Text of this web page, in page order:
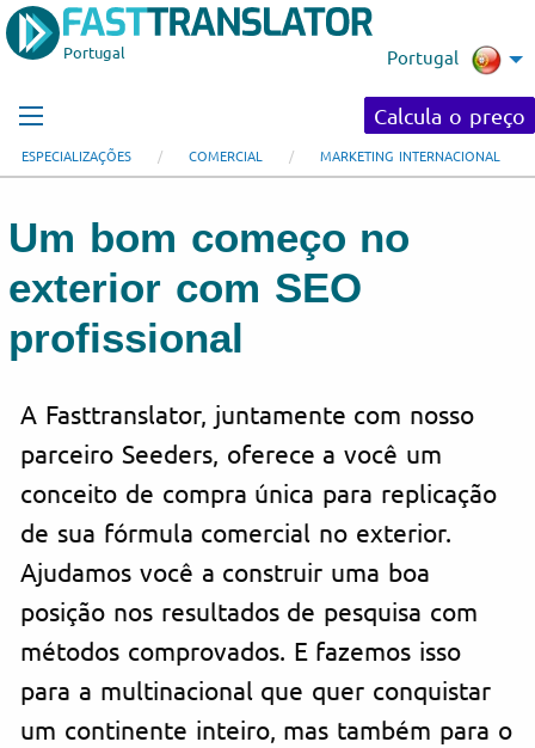
Portugal Portugal
Calcula o preço
ESPECIALIZAÇÕES COMERCIAL MARKETING INTERNACIONAL
Um bom começo no
exterior com SEO
profissional
A Fasttranslator, juntamente com nosso
parceiro Seeders, oferece a você um
conceito de compra única para replicação
de sua fórmula comercial no exterior.
Ajudamos você a construir uma boa
posição nos resultados de pesquisa com
métodos comprovados. E fazemos isso
para a multinacional que quer conquistar
um continente inteiro, mas também para o